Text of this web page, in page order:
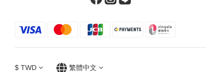
$ TWD 繁體中文